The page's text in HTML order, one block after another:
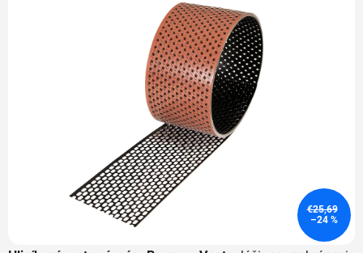
€25,69
–24 %